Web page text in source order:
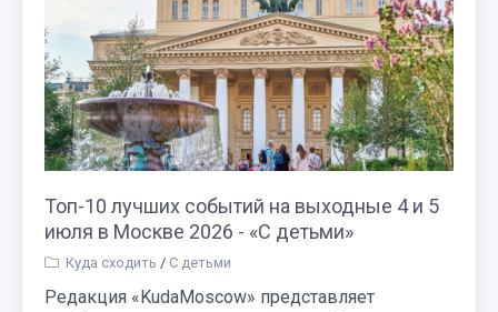
Топ-10 лучших событий на выходные 4 и 5
июля в Москве 2026 - «С детьми»
Куда сходить / С детьми
Редакция «KudaMoscow» представляет